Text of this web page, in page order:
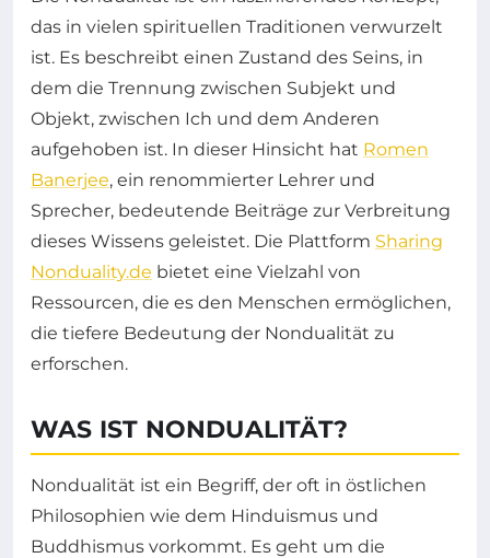
das in vielen spirituellen Traditionen verwurzelt
ist. Es beschreibt einen Zustand des Seins, in
dem die Trennung zwischen Subjekt und
Objekt, zwischen Ich und dem Anderen
aufgehoben ist. In dieser Hinsicht hat Romen
Banerjee, ein renommierter Lehrer und
Sprecher, bedeutende Beiträge zur Verbreitung
dieses Wissens geleistet. Die Plattform Sharing
Nonduality.de bietet eine Vielzahl von
Ressourcen, die es den Menschen ermöglichen,
die tiefere Bedeutung der Nondualität zu
erforschen.
WAS IST NONDUALITÄT?
Nondualität ist ein Begriff, der oft in östlichen
Philosophien wie dem Hinduismus und
Buddhismus vorkommt. Es geht um die